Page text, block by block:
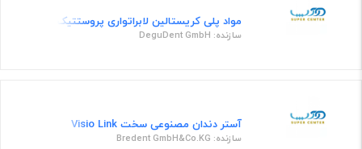
مواد پلی کریستالین لابراتواری پروستتیک دای متریال F5
سازنده: DeguDent GmbH
آستر دندان مصنوعی سخت Visio Link
سازنده: Bredent GmbH&Co.KG